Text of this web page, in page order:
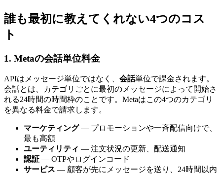
誰も最初に教えてくれない4つのコス
ト
1. Metaの会話単位料金
APIはメッセージ単位ではなく、 会話単位で課金されます。
会話とは、カテゴリごとに最初のメッセージによって開始さ
れる24時間の時間枠のことです。Metaはこの4つのカテゴリ
を異なる料金で請求します。
マーケティング— プロモーションや一斉配信向けで、
最も高額
ユーティリティ — 注文状況の更新、配送通知
認証 — OTPやログインコード
サービス — 顧客が先にメッセージを送り、24時間以内